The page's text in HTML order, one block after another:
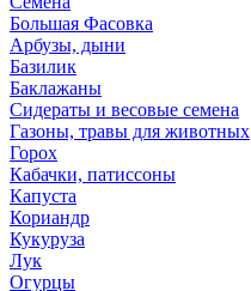
Большая Фасовка
Арбузы, дыни
Базилик
Баклажаны
Сидераты и весовые семена
Газоны, травы для животных
Горох
Кабачки, патиссоны
Капуста
Кориандр
Кукуруза
Лук
Огурцы